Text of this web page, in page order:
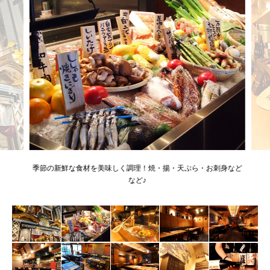
季節の新鮮な食材を美味しく調理！焼・揚・天ぷら・お刺身など
など♪